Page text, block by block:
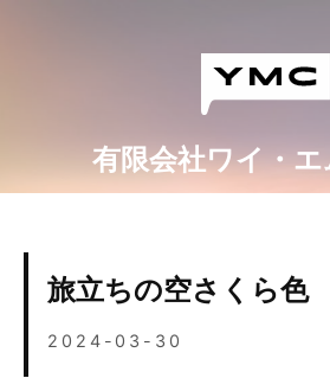
有限会社ワイ・
ワイ・エム・シーにでき
会社情報
営業カレンダー
旅立ちの空さくら色
2024-03-30